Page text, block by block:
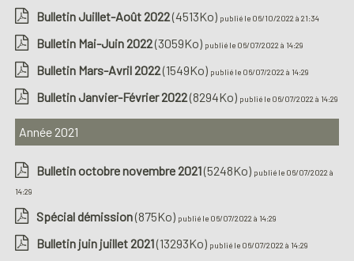
Bulletin Juillet-Août 2022(4513Ko) publié le 06/10/2022 à 21:34
Bulletin Mai-Juin 2022(3059Ko) publié le 06/07/2022 à 14:29
Bulletin Mars-Avril 2022(1549Ko) publié le 06/07/2022 à 14:29
Bulletin Janvier-Février 2022(8294Ko) publié le 06/07/2022 à 14:29
Année 2021
Bulletin octobre novembre 2021(5248Ko) publié le 06/07/2022 à
14:29
Spécial démission(875Ko) publié le 06/07/2022 à 14:29
Bulletin juin juillet 2021(13293Ko) publié le 06/07/2022 à 14:29